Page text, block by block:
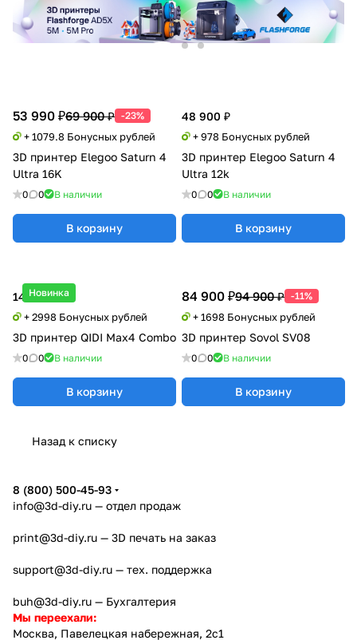
53 990 ₽69 900 ₽ -23%
+ 1079.8 Бонусных рублей
3D принтер Elegoo Saturn 4
Ultra 16K
0 0 В наличии
В корзину
48 900 ₽
+ 978 Бонусных рублей
3D принтер Elegoo Saturn 4
Ultra 12k
0 0 В наличии
В корзину
Новинка
149 900 ₽
+ 2998 Бонусных рублей
3D принтер QIDI Max4 Combo
0 0 В наличии
В корзину
84 900 ₽94 900 ₽ -11%
+ 1698 Бонусных рублей
3D принтер Sovol SV08
0 0 В наличии
В корзину
Назад к списку
8 (800) 500-45-93
info@3d-diy.ru — отдел продаж
print@3d-diy.ru — 3D печать на заказ
support@3d-diy.ru — тех. поддержка
buh@3d-diy.ru — Бухгалтерия
Мы переехали:
Москва, Павелецкая набережная, 2с1